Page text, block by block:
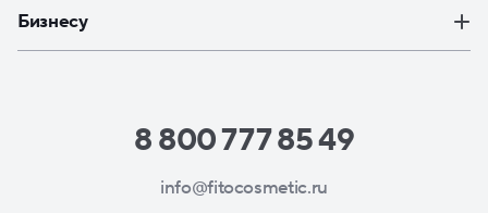
Бизнесу
8 800 777 85 49
info@fitocosmetic.ru